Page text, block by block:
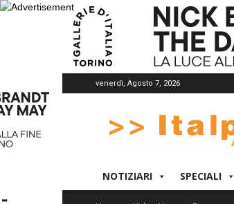
venerdì, Agosto 7, 2026
NOTIZIARI SPECIALI